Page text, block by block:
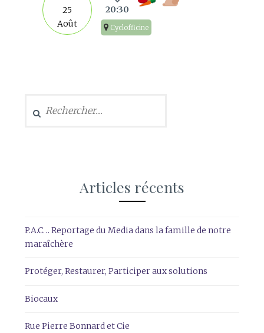
25
Août
20:30
Cyclofficine
Articles récents
P.A.C… Reportage du Media dans la famille de notre
maraîchère
Protéger, Restaurer, Participer aux solutions
Biocaux
Rue Pierre Bonnard et Cie